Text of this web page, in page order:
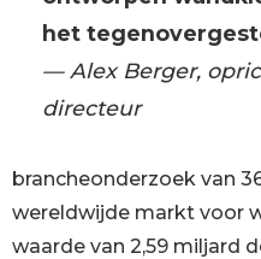
het
— Alex Berger,
directeur
brancheonderzoek van
wereldwijde markt voor
waarde van 2,59 miljard